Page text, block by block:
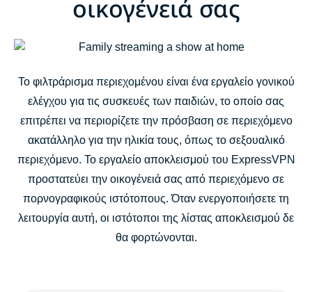
Πώς να ενεργοποιήσετε και να απενεργοποιήσετε το
Πώς λειτουργεί το εργαλείο αποκλεισμού ακατάλληλων
ιστότοπων του ExpressVPN;
Συχνές ερωτήσεις
οικογένειά σας
Το φιλτράρισμα περιεχομένου είναι ένα εργαλείο γονικού
ελέγχου για τις συσκευές των παιδιών, το οποίο σας
επιτρέπει να περιορίζετε την πρόσβαση σε περιεχόμενο
ακατάλληλο για την ηλικία τους, όπως το σεξουαλικό
περιεχόμενο. Το εργαλείο αποκλεισμού του ExpressVPN
προστατεύει την οικογένειά σας από περιεχόμενο σε
πορνογραφικούς ιστότοπους. Όταν ενεργοποιήσετε τη
λειτουργία αυτή, οι ιστότοποι της λίστας αποκλεισμού δε
θα φορτώνονται.